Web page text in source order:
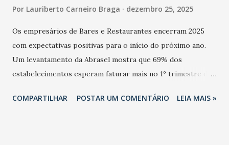
Por Lauriberto Carneiro Braga dezembro 25, 2025
Os empresários de Bares e Restaurantes encerram 2025
com expectativas positivas para o início do próximo ano.
Um levantamento da Abrasel mostra que 69% dos
estabelecimentos esperam faturar mais no 1º trimestre de
relação ao último trimestre deste ano, 56% também
COMPARTILHAR POSTAR UM COMENTÁRIO LEIA MAIS »